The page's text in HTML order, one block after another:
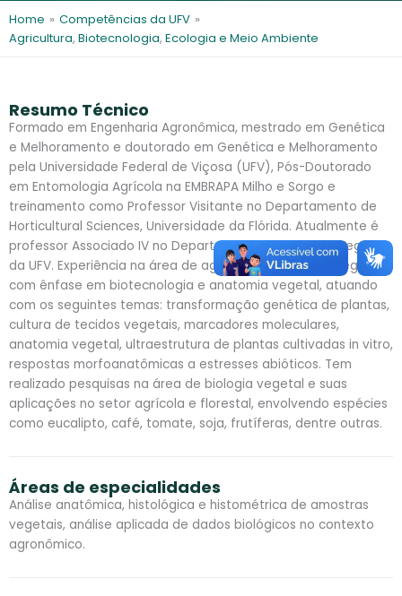
l e
s
Home » Competências da UFV »
Agricultura, Biotecnologia, Ecologia e Meio Ambiente
Resumo Técnico
Formado em Engenharia Agronômica, mestrado em Genética
e Melhoramento e doutorado em Genética e Melhoramento
pela Universidade Federal de Viçosa (UFV), Pós-Doutorado
em Entomologia Agrícola na EMBRAPA Milho e Sorgo e
treinamento como Professor Visitante no Departamento de
Horticultural Sciences, Universidade da Flórida. Atualmente é
professor Associado IV no Departamento de Biologia Vegetal
da UFV. Experiência na área de agronomia e biologia vegetal,
com ênfase em biotecnologia e anatomia vegetal, atuando
com os seguintes temas: transformação genética de plantas,
cultura de tecidos vegetais, marcadores moleculares,
anatomia vegetal, ultraestrutura de plantas cultivadas in vitro,
respostas morfoanatômicas a estresses abióticos. Tem
realizado pesquisas na área de biologia vegetal e suas
aplicações no setor agrícola e florestal, envolvendo espécies
como eucalipto, café, tomate, soja, frutíferas, dentre outras.
Áreas de especialidades
Análise anatômica, histológica e histométrica de amostras
vegetais, análise aplicada de dados biológicos no contexto
agronômico.